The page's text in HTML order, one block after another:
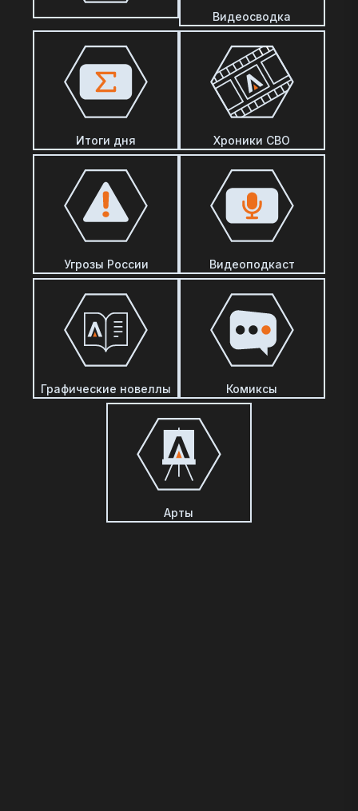
Видеосводка
Итоги дня Хроники СВО
Угрозы России Видеоподкаст
Графические новеллы Комиксы
Арты